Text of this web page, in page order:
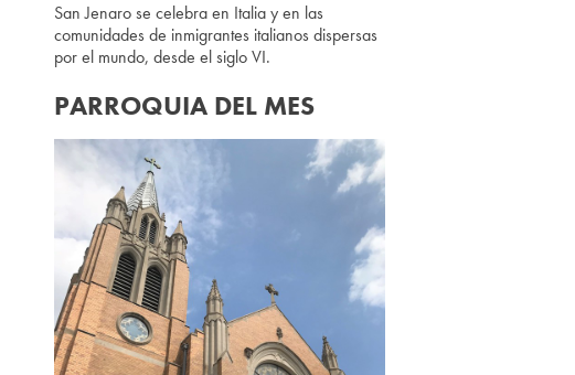
San Jenaro se celebra en Italia y en las
comunidades de inmigrantes italianos dispersas
por el mundo, desde el siglo VI.
PARROQUIA DEL MES